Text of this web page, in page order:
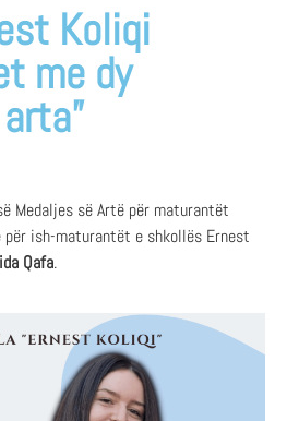
Koliqi
me dy
Medaljes së Artë për maturantët
për ish-maturantët e shkollës Ernest
Qafa.